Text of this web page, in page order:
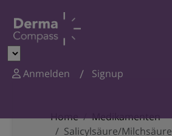
Anmelden Signup
Home
Medikamenten
Salicylsäure/Milchsäure